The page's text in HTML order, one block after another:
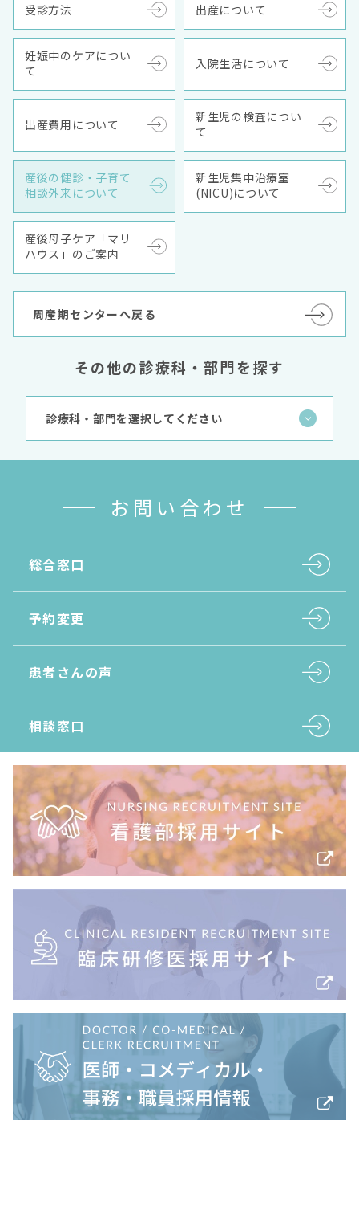
受診方法 出産について
妊娠中のケアについ
て
入院生活について
出産費用について
新生児の検査につい
て
産後の健診・子育て
相談外来について
新生児集中治療室
(NICU)について
産後母子ケア「マリ
ハウス」のご案内
周産期センターへ戻る
その他の診療科・部門を探す
お問い合わせ
総合窓口
予約変更
患者さんの声
相談窓口